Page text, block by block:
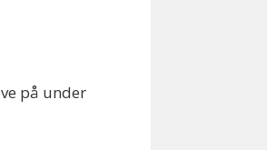
på under